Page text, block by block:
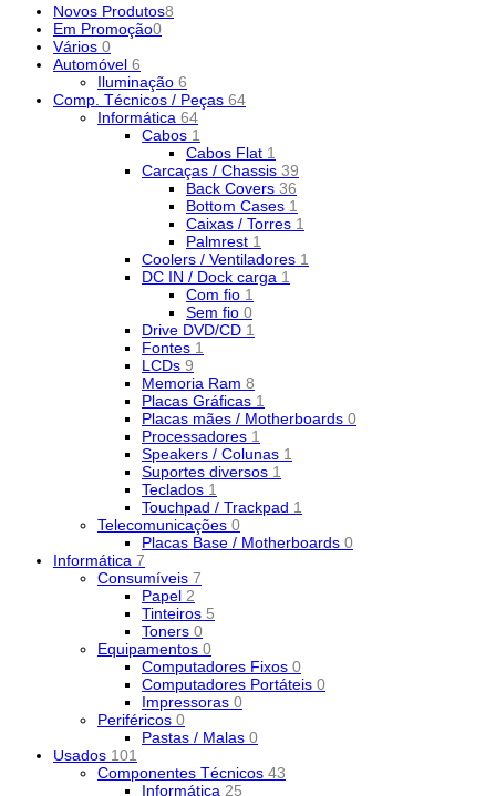
Novos Produtos8
Em Promoção0
Vários 0
Automóvel 6
Iluminação 6
Comp. Técnicos / Peças 64
Informática 64
Cabos 1
Cabos Flat 1
Carcaças / Chassis 39
Back Covers 36
Bottom Cases 1
Caixas / Torres 1
Palmrest 1
Coolers / Ventiladores 1
DC IN / Dock carga 1
Com fio 1
Sem fio 0
Drive DVD/CD 1
Fontes 1
LCDs 9
Memoria Ram 8
Placas Gráficas 1
Placas mães / Motherboards 0
Processadores 1
Speakers / Colunas 1
Suportes diversos 1
Teclados 1
Touchpad / Trackpad 1
Telecomunicações 0
Placas Base / Motherboards 0
Informática 7
Consumíveis 7
Papel 2
Tinteiros 5
Toners 0
Equipamentos 0
Computadores Fixos 0
Computadores Portáteis 0
Impressoras 0
Periféricos 0
Pastas / Malas 0
Usados 101
Componentes Técnicos 43
Informática 25